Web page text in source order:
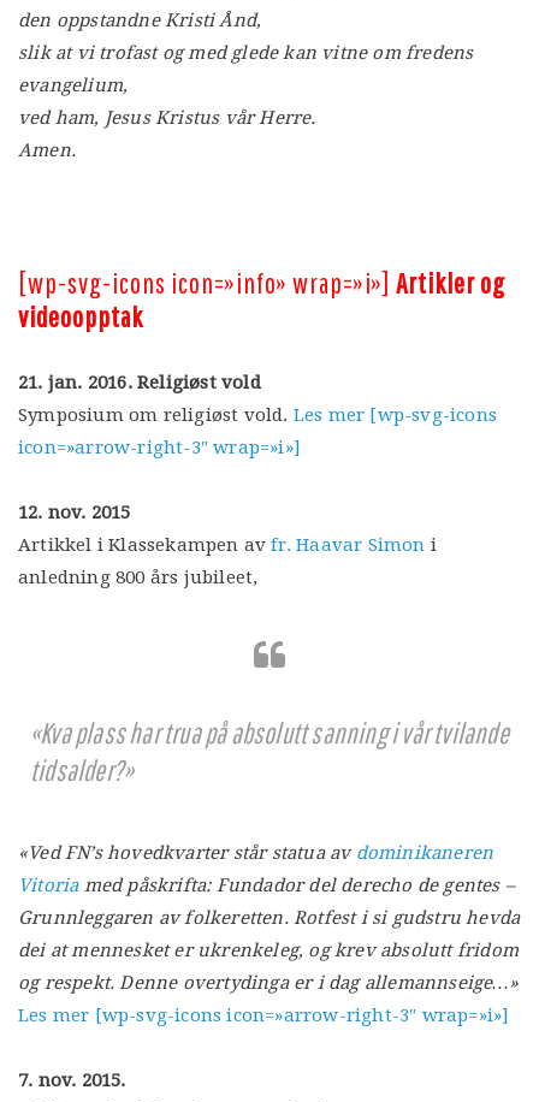
den oppstandne Kristi Ånd,
slik at vi trofast og med glede kan vitne om fredens
evangelium,
ved ham, Jesus Kristus vår Herre.
Amen.
[wp-svg-icons icon=»info» wrap=»i»] Artikler og
videoopptak
21. jan. 2016. Religiøst vold
Symposium om religiøst vold. Les mer [wp-svg-icons
icon=»arrow-right-3″ wrap=»i»]
12. nov. 2015
Artikkel i Klassekampen avfr. Haavar Simon i
anledning 800 års jubileet,
«Kva plass har trua på absolutt sanning i vår tvilande
tidsalder?»
«Ved FN’s hovedkvarter står statua av dominikaneren
Vitoria med påskrifta: Fundador del derecho de gentes –
Grunnleggaren av folkeretten. Rotfest i si gudstru hevda
dei at mennesket er ukrenkeleg, og krev absolutt fridom
og respekt. Denne overtydinga er i dag allemannseige…»
Les mer [wp-svg-icons icon=»arrow-right-3″ wrap=»i»]
7. nov. 2015.